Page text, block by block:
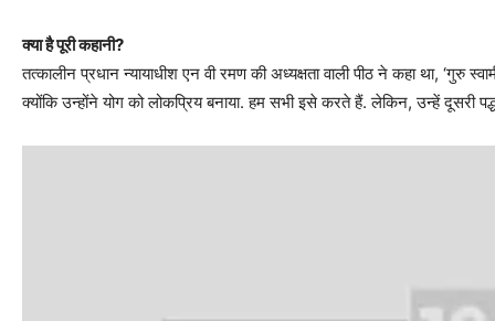
क्या है पूरी कहानी?
तत्कालीन प्रधान न्यायाधीश एन वी रमण की अध्यक्षता वाली पीठ ने कहा था, ‘गुरु
क्योंकि उन्होंने योग को लोकप्रिय बनाया. हम सभी इसे करते हैं. लेकिन, उन्हें दूसरी